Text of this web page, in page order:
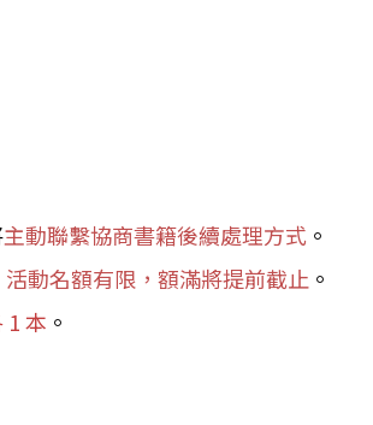
主動聯繫協商書籍後續處理方式 。
活動名額有限，額滿將提前截止 。
1 本 。